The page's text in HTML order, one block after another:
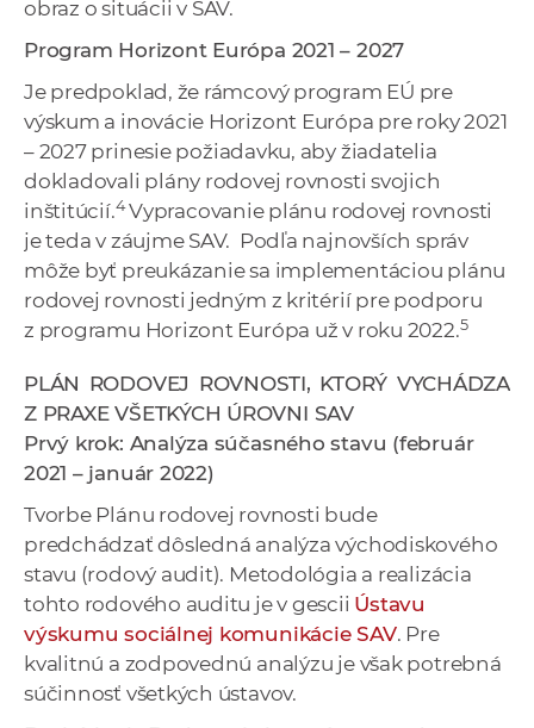
obraz o situácii v SAV.
Program Horizont Európa 2021 – 2027
Je predpoklad, že rámcový program EÚ pre
výskum a inovácie Horizont Európa pre roky 2021
– 2027 prinesie požiadavku, aby žiadatelia
dokladovali plány rodovej rovnosti svojich
inštitúcií.4Vypracovanie plánu rodovej rovnosti
je teda v záujme SAV. Podľa najnovších správ
môže byť preukázanie sa implementáciou plánu
rodovej rovnosti jedným z kritérií pre podporu
z programu Horizont Európa už v roku 2022.5
PLÁN RODOVEJ ROVNOSTI, KTORÝ VYCHÁDZA
Z PRAXE VŠETKÝCH ÚROVNI SAV
Prvý krok: Analýza súčasného stavu (február
2021 – január 2022)
Tvorbe Plánu rodovej rovnosti bude
predchádzať dôsledná analýza východiskového
stavu (rodový audit). Metodológia a realizácia
tohto rodového auditu je v gescii Ústavu
výskumu sociálnej komunikácie SAV. Pre
kvalitnú a zodpovednú analýzu je však potrebná
súčinnosť všetkých ústavov.